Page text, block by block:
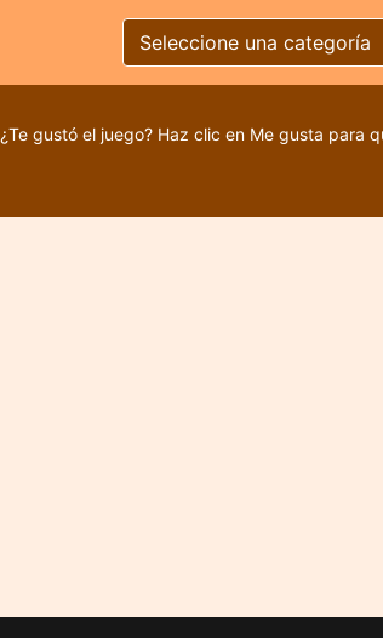
Seleccione una categoría
¿Te gustó el juego? Haz clic en Me gusta para